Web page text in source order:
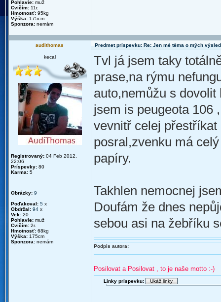
Pohlavie: muž
Cvičím: 11r.
Hmotnosť: 95kg
Výška: 175cm
Sponzora: nemám
audithomas Predmet príspevku: Re: Jen mé téma o mých
kecal
Registrovaný: 04 Feb 2012,
22:06
Príspevky: 80
Karma: 5
Obrázky: 9
Poďakoval: 5 x
Obdržal: 94 x
Vek: 20
Pohlavie: muž
Cvičím: 2r.
Hmotnosť: 68kg
Výška: 175cm
Sponzora: nemám
Tvl já jsem taky
prase,na rýmu
auto,nemůžu s
jsem is peugeota 106
vevnitř celej
posral,zvenku má
papíry.
Takhlen nemocnej
Doufám že dnes
sebou asi na žebříku
Podpis autora:
Posilovat a Posilovat , to je naše motto :-)
Linky príspevku: